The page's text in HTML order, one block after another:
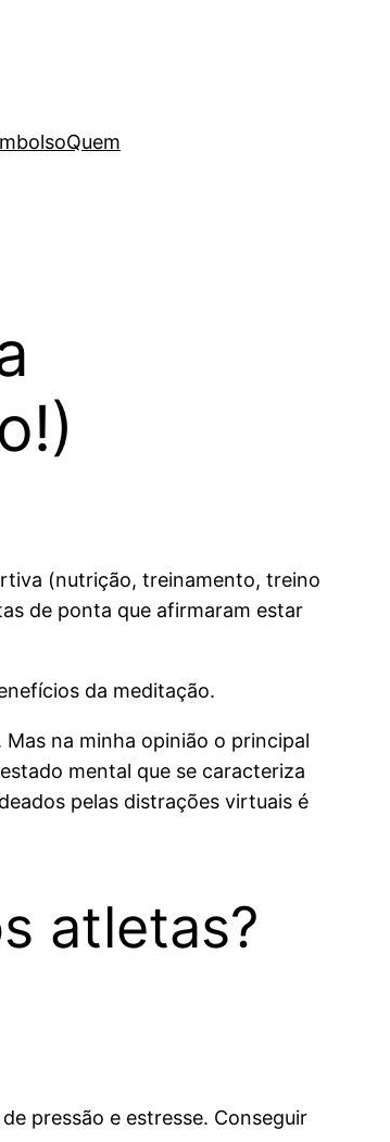
Quem
(nutrição, treinamento, treino
de ponta que afirmaram estar
da meditação.
na minha opinião o principal
mental que se caracteriza
pelas distrações virtuais é
atletas?
pressão e estresse. Conseguir